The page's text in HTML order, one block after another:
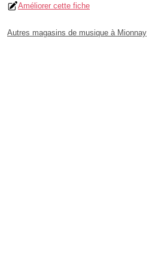
Améliorer cette fiche
Autres magasins de musique à Mionnay